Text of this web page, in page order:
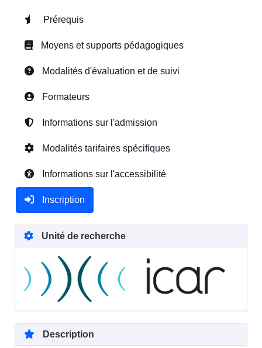
Prérequis
Moyens et supports pédagogiques
Modalités d'évaluation et de suivi
Formateurs
Informations sur l'admission
Modalités tarifaires spécifiques
Informations sur l'accessibilité
Inscription
Unité de recherche
Description